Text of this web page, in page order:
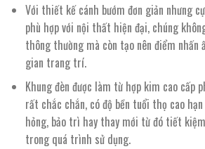
Với thiết kế cánh bướm đơn giản nhưng
phù hợp với nội thất hiện đại, chúng
thông thường mà còn tạo nên điểm nhấn
gian trang trí.
Khung đèn được làm từ hợp kim cao cấp
rất chắc chắn, có độ bền tuổi thọ cao
hỏng, bảo trì hay thay mới từ đó tiết
trong quá trình sử dụng.